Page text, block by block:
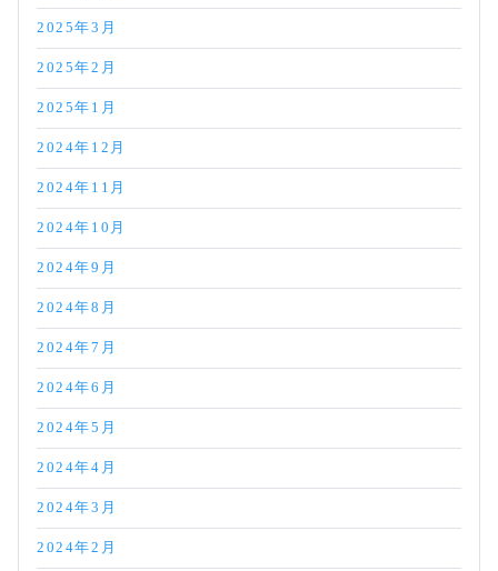
2025年3月
2025年2月
2025年1月
2024年12月
2024年11月
2024年10月
2024年9月
2024年8月
2024年7月
2024年6月
2024年5月
2024年4月
2024年3月
2024年2月